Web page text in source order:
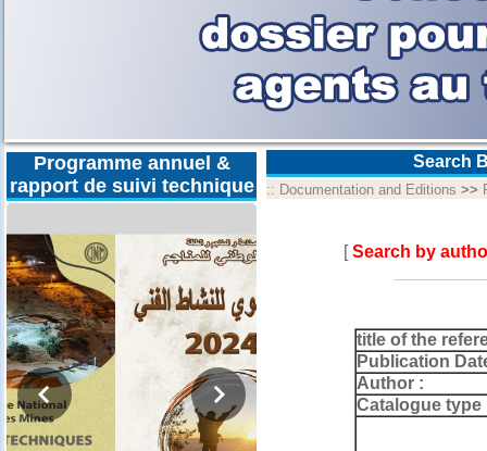
Programme annuel &
rapport de suivi technique
Search
:: Documentation and Editions >>
[Search by
title of the
Publication
Author :
Catalogue type